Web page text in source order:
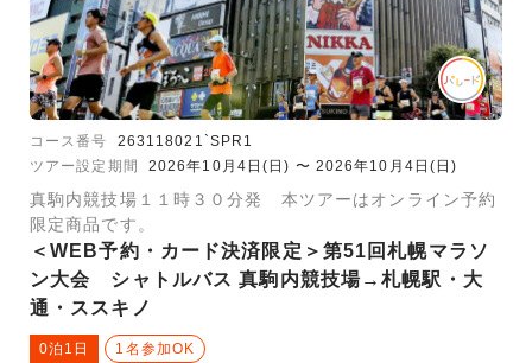
コース番号
263118021`SPR1
ツアー設定期間
2026年10月4日(日) 〜 2026年10月4日(日)
真駒内競技場１１時３０分発 本ツアーはオンライン予約
限定商品です。
＜WEB予約・カード決済限定＞第51回札幌マラソ
ン大会 シャトルバス 真駒内競技場→札幌駅・大
通・ススキノ
0泊1日 1名参加OK